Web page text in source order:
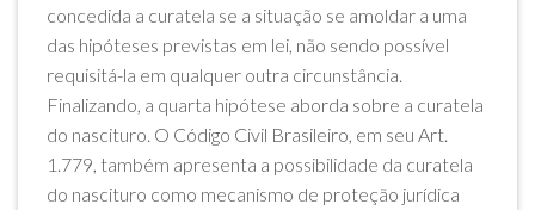
concedida a curatela se a situação se amoldar a uma
das hipóteses previstas em lei, não sendo possível
requisitá-la em qualquer outra circunstância.
Finalizando, a quarta hipótese aborda sobre a curatela
do nascituro. O Código Civil Brasileiro, em seu Art.
1.779, também apresenta a possibilidade da curatela
do nascituro como mecanismo de proteção jurídica